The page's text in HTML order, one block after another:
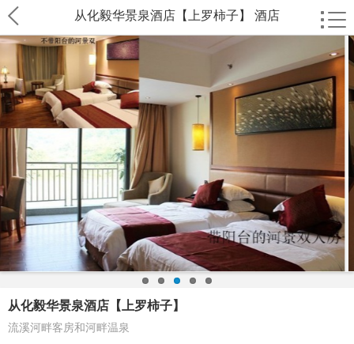
从化毅华景泉酒店【上罗柿子】 酒店
从化毅华景泉酒店【上罗柿子】
流溪河畔客房和河畔温泉